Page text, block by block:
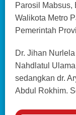
Parosil Mabsus,
Walikota Metro
Pemerintah
Dr. Jihan
Nahdlatul
sedangkan dr.
Abdul Rokhim.